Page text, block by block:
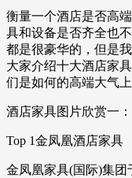
衡量一个酒店是否高
具和设备是否齐全也
都是很豪华的，但是
大家介绍十大酒店家
们是如何的高端大气上
酒店家具图片欣赏一：
Top 1金凤凰酒店家具
金凤凰家具(国际)集团